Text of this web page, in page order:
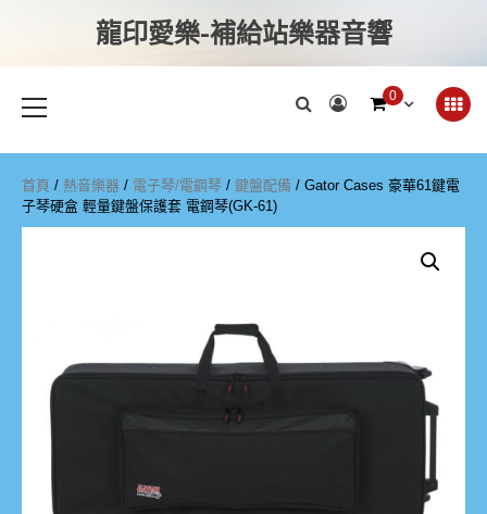
龍印愛樂-補給站樂器音響
0
首頁 / 熱音樂器 / 電子琴/電鋼琴 / 鍵盤配備 / Gator Cases 豪華61鍵電
子琴硬盒 輕量鍵盤保護套 電鋼琴(GK-61)